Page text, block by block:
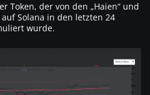
Token, der von den „Haien“ und
Solana in den letzten 24
wurde.